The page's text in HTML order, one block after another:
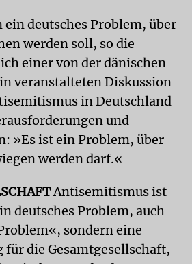
deutsches Problem, über
werden soll, so die
einer von der dänischen
veranstalteten Diskussion
in Deutschland
und
»Es ist ein Problem, über
werden darf.«
Antisemitismus ist
deutsches Problem, auch
sondern eine
für die Gesamtgesellschaft,